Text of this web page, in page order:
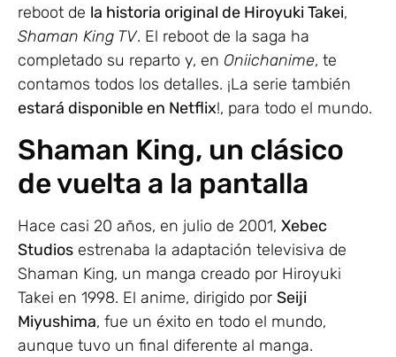
reboot de la historia original de Hiroyuki Takei,
Shaman King TV. El reboot de la saga ha
completado su reparto y, en Oniichanime, te
contamos todos los detalles. ¡La serie también
estará disponible en Netflix!, para todo el mundo.
Shaman King, un clásico
de vuelta a la pantalla
Hace casi 20 años, en julio de 2001, Xebec
Studios estrenaba la adaptación televisiva de
Shaman King, un manga creado por Hiroyuki
Takei en 1998. El anime, dirigido por Seiji
Miyushima, fue un éxito en todo el mundo,
aunque tuvo un final diferente al manga.